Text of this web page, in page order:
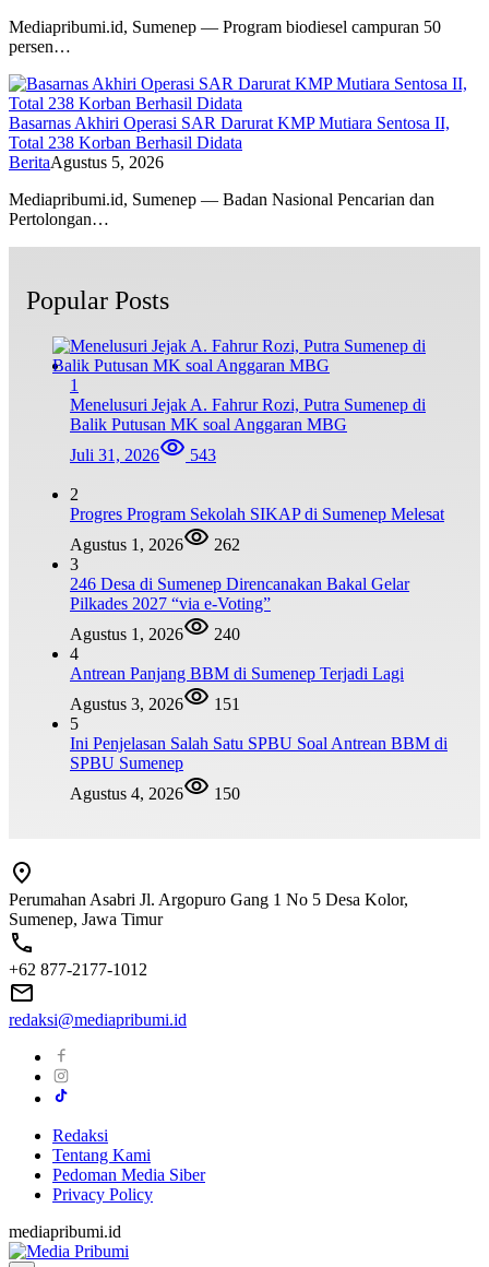
Mediapribumi.id, Sumenep — Program biodiesel campuran 50
persen…
Basarnas Akhiri Operasi SAR Darurat KMP Mutiara Sentosa II,
Total 238 Korban Berhasil Didata
BeritaAgustus 5, 2026
Mediapribumi.id, Sumenep — Badan Nasional Pencarian dan
Pertolongan…
Popular Posts
1
Menelusuri Jejak A. Fahrur Rozi, Putra Sumenep di
Balik Putusan MK soal Anggaran MBG
Juli 31, 2026
543
2
Progres Program Sekolah SIKAP di Sumenep Melesat
Agustus 1, 2026
262
3
246 Desa di Sumenep Direncanakan Bakal Gelar
Pilkades 2027 “via e-Voting”
Agustus 1, 2026
240
4
Antrean Panjang BBM di Sumenep Terjadi Lagi
Agustus 3, 2026
151
5
Ini Penjelasan Salah Satu SPBU Soal Antrean BBM di
SPBU Sumenep
Agustus 4, 2026
150
Perumahan Asabri Jl. Argopuro Gang 1 No 5 Desa Kolor,
Sumenep, Jawa Timur
+62 877-2177-1012
redaksi@mediapribumi.id
Redaksi
Tentang Kami
Pedoman Media Siber
Privacy Policy
mediapribumi.id